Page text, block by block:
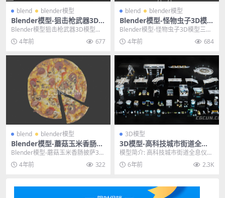
blend blender模型
Blender模型-狙击枪武器3D模
型素材文件格式blend
Blender模型狙击枪武器3D模型素
材文件格式blend 其他推荐: Blen...
4年前 677
blend blender模型
Blender模型-怪物虫子3D模型
三维游戏角色模型下载（白
模）
Blender模型-怪物虫子3D模型三维
游戏角色模型下载（白模） 其他推
荐： b...
4年前 684
blend blender模型
Blender模型-蘑菇玉米香肠披
萨3D模型文件格式blend
Blender模型-蘑菇玉米香肠披萨3D
模型文件格式blend 其他推荐: Bl...
4年前 322
3D模型
3D模型-高科技城市街道全息
仪表板玻璃塔场景道具（OBJ/
FBX格式）
模型简介: 高科技城市街道全息仪表
板玻璃塔场景道具3D模型（OBJ/FB
X格式）...
6年前 2.3K